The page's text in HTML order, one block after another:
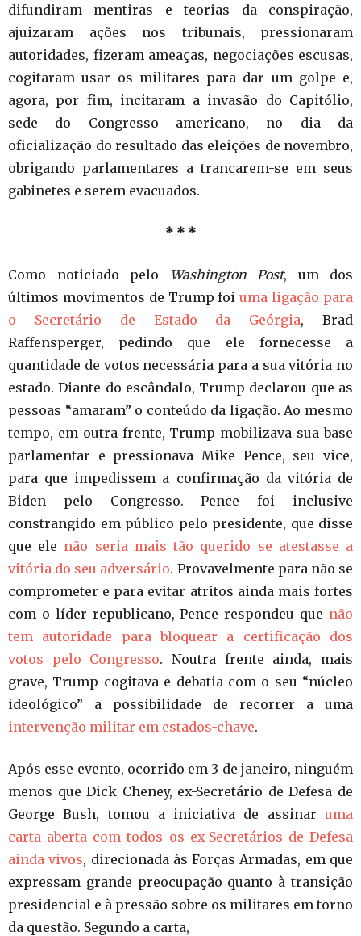
difundiram mentiras e teorias da conspiração,
ajuizaram ações nos tribunais, pressionaram
autoridades, fizeram ameaças, negociações escusas,
cogitaram usar os militares para dar um golpe e,
agora, por fim, incitaram a invasão do Capitólio,
sede do Congresso americano, no dia da
oficialização do resultado das eleições de novembro,
obrigando parlamentares a trancarem-se em seus
gabinetes e serem evacuados.
* * *
Como noticiado pelo Washington Post, um dos
últimos movimentos de Trump foiuma ligação para
o Secretário de Estado da Geórgia, Brad
Raffensperger, pedindo que ele fornecesse a
quantidade de votos necessária para a sua vitória no
estado. Diante do escândalo, Trump declarou que as
pessoas “amaram” o conteúdo da ligação. Ao mesmo
tempo, em outra frente, Trump mobilizava sua base
parlamentar e pressionava Mike Pence, seu vice,
para que impedissem a confirmação da vitória de
Biden pelo Congresso. Pence foi inclusive
constrangido em público pelo presidente, que disse
que ele não seria mais tão querido se atestasse a
vitória do seu adversário. Provavelmente para não se
comprometer e para evitar atritos ainda mais fortes
com o líder republicano, Pence respondeu que não
tem autoridade para bloquear a certificação dos
votos pelo Congresso. Noutra frente ainda, mais
grave, Trump cogitava e debatia com o seu “núcleo
ideológico” a possibilidade de recorrer a uma
intervenção militar em estados-chave.
Após esse evento, ocorrido em 3 de janeiro, ninguém
menos que Dick Cheney, ex-Secretário de Defesa de
George Bush, tomou a iniciativa de assinar uma
carta aberta com todos os ex-Secretários de Defesa
ainda vivos, direcionada às Forças Armadas, em que
expressam grande preocupação quanto à transição
presidencial e à pressão sobre os militares em torno
da questão. Segundo a carta,